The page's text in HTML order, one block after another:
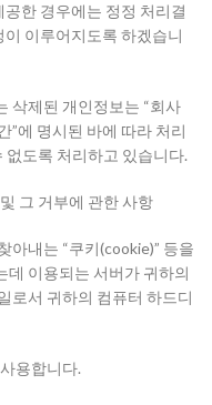
한 경우에는 정정 처리결
이루어지도록 하겠습니
삭제된 개인정보는 “회사
”에 명시된 바에 따라 처리
없도록 처리하고 있습니다.
그 거부에 관한 사항
아내는 “쿠키(cookie)” 등을
데 이용되는 서버가 귀하의
로서 귀하의 컴퓨터 하드디
용합니다.